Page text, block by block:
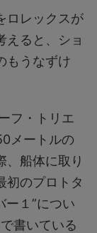
ロレックスが
えると、ショ
もうなずけ
フ・トリエ
メートルの
、船体に取り
初のプロトタ
ー１”につい
書いている